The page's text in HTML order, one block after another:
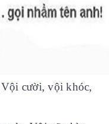
cười, vội khóc,